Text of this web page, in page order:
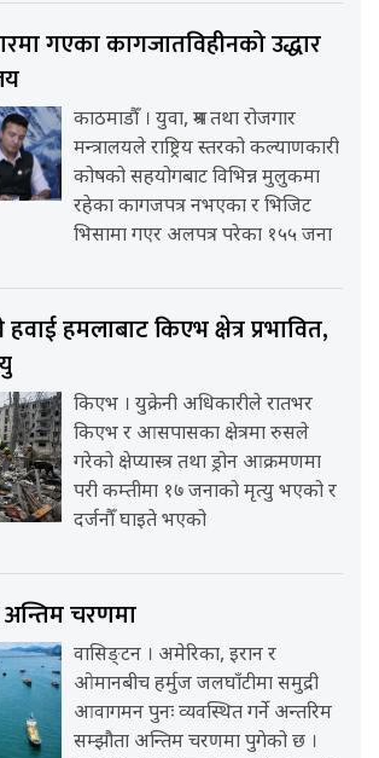
गएका कागजातविहीनको उद्धार
काठमाडौँ । युवा, श्रम तथा रोजगार
मन्त्रालयले राष्ट्रिय स्तरको कल्याणकारी
कोषको सहयोगबाट विभिन्न मुलुकमा
रहेका कागजपत्र नभएका र भिजिट
भिसामा गएर अलपत्र परेका १५५ जना
हमलाबाट किएभ क्षेत्र प्रभावित,
किएभ । युक्रेनी अधिकारीले रातभर
किएभ र आसपासका क्षेत्रमा रुसले
गरेको क्षेप्यास्त्र तथा ड्रोन आक्रमणमा
परी कम्तीमा १७ जनाको मृत्यु भएको र
दर्जनौँ घाइते भएको
चरणमा
वासिङ्टन । अमेरिका, इरान र
ओमानबीच हर्मुज जलघाँटीमा समुद्री
आवागमन पुनः व्यवस्थित गर्ने अन्तरिम
सम्झौता अन्तिम चरणमा पुगेको छ ।